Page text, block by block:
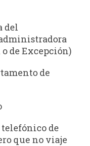
del
de Excepción)
de
de
que no viaje